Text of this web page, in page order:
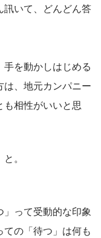
いて、どんどん答
を動かしはじめる
、地元カンパニー
相性がいいと思
。
って受動的な印象
の「待つ」は何も